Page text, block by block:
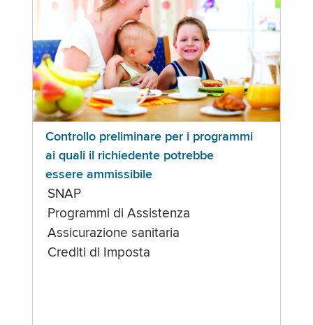
Controllo preliminare per i programmi
ai quali il richiedente potrebbe
essere ammissibile
SNAP
Programmi di Assistenza
Assicurazione sanitaria
Crediti di Imposta